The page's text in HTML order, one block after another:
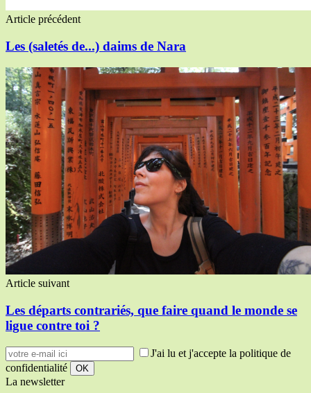
Article précédent
Les (saletés de...) daims de Nara
Article suivant
Les départs contrariés, que faire quand le monde se
ligue contre toi ?
J'ai lu et j'accepte la politique de
confidentialité
La newsletter